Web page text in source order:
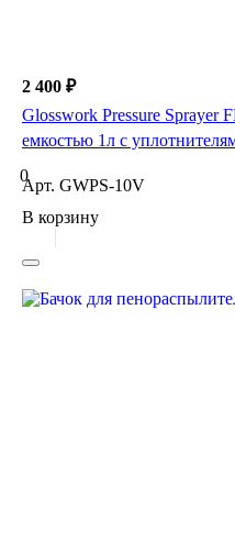
2 400 ₽
Glosswork Pressure Sprayer
емкостью 1л с
0
Арт. GWPS-10V
В корзину